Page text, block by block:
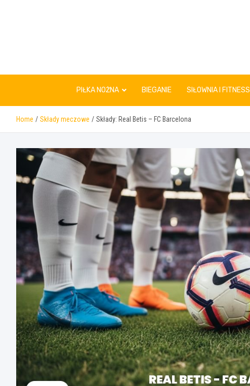
PIŁKA NOŻNA BIEGANIE SIŁOWNIA I FITNESS
Home Składy meczowe Składy: Real Betis – FC Barcelona